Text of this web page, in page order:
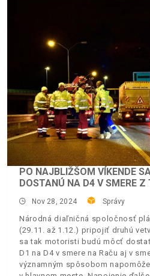
PO NAJBLIŽŠOM VÍKENDE
DOSTANÚ NA D4 V SMERE Z
Nov 28, 2024 Správy
Národná diaľničná spoločnosť
(29.11. až 1.12.) pripojiť druhú
sa tak motoristi budú môcť
D1 na D4 v smere na Raču aj v
významným spôsobom